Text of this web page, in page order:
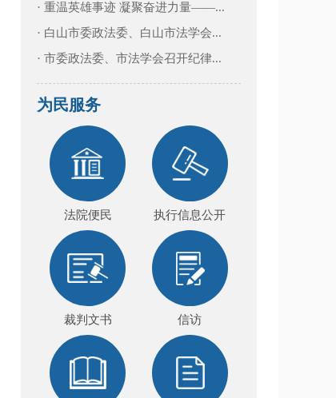
· 重温英雄事迹 凝聚奋进力量——...
· 白山市委政法委、白山市法学会...
· 市委政法委、市法学会召开纪律...
为民服务
法院便民 执行信息公开
裁判文书 信访